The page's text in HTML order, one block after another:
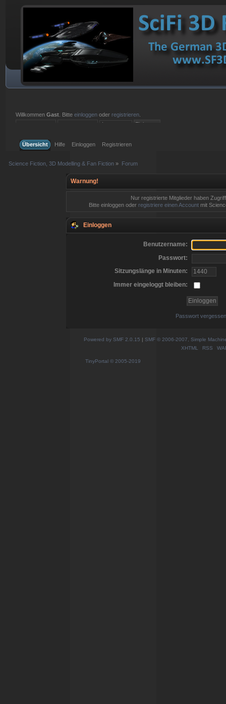
WillkommenGast . Bitteeinloggen oder registrieren
Übersicht
Hilfe Einloggen Registrieren
Science Fiction, 3D Modelling & Fan Fiction » Forum
Warnung!
Nur registrierte Mitglieder haben
Bitte einloggen oder registriere einen Account mit
Einloggen
Benutzername:
Passwort:
Sitzungslänge in Minuten:
Immer eingeloggt bleiben:
Passwort
Powered by SMF 2.0.15 | SMF © 2006-2007, Simple
XHTML
RSS
TinyPortal © 2005-2019